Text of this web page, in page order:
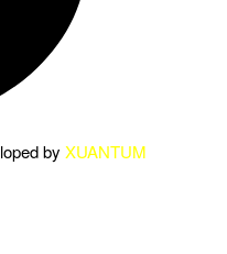
by XUANTUM